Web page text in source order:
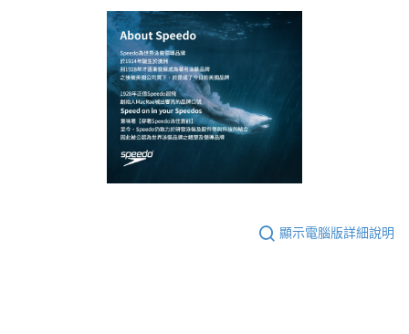
顯示電腦版詳細說明